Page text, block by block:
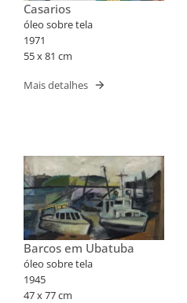
Casarios
óleo sobre tela
1971
55 x 81 cm
Mais detalhes
Barcos em Ubatuba
óleo sobre tela
1945
47 x 77 cm